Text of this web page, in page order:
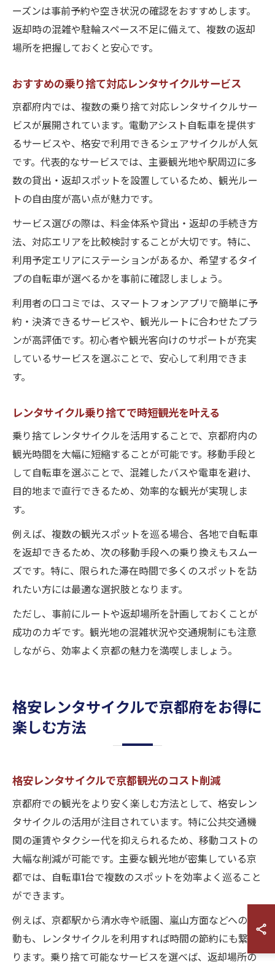
ーズンは事前予約や空き状況の確認をおすすめします。
返却時の混雑や駐輪スペース不足に備えて、複数の返却
場所を把握しておくと安心です。
おすすめの乗り捨て対応レンタサイクルサービス
京都府内では、複数の乗り捨て対応レンタサイクルサー
ビスが展開されています。電動アシスト自転車を提供す
るサービスや、格安で利用できるシェアサイクルが人気
です。代表的なサービスでは、主要観光地や駅周辺に多
数の貸出・返却スポットを設置しているため、観光ルー
トの自由度が高い点が魅力です。
サービス選びの際は、料金体系や貸出・返却の手続き方
法、対応エリアを比較検討することが大切です。特に、
利用予定エリアにステーションがあるか、希望するタイ
プの自転車が選べるかを事前に確認しましょう。
利用者の口コミでは、スマートフォンアプリで簡単に予
約・決済できるサービスや、観光ルートに合わせたプラ
ンが高評価です。初心者や観光客向けのサポートが充実
しているサービスを選ぶことで、安心して利用できま
す。
レンタサイクル乗り捨てで時短観光を叶える
乗り捨てレンタサイクルを活用することで、京都府内の
観光時間を大幅に短縮することが可能です。移動手段と
して自転車を選ぶことで、混雑したバスや電車を避け、
目的地まで直行できるため、効率的な観光が実現しま
す。
例えば、複数の観光スポットを巡る場合、各地で自転車
を返却できるため、次の移動手段への乗り換えもスムー
ズです。特に、限られた滞在時間で多くのスポットを訪
れたい方には最適な選択肢となります。
ただし、事前にルートや返却場所を計画しておくことが
成功のカギです。観光地の混雑状況や交通規制にも注意
しながら、効率よく京都の魅力を満喫しましょう。
格安レンタサイクルで京都府をお得に
楽しむ方法
格安レンタサイクルで京都観光のコスト削減
京都府での観光をより安く楽しむ方法として、格安レン
タサイクルの活用が注目されています。特に公共交通機
関の運賃やタクシー代を抑えられるため、移動コストの
大幅な削減が可能です。主要な観光地が密集している京
都では、自転車1台で複数のスポットを効率よく巡ること
ができます。
例えば、京都駅から清水寺や祇園、嵐山方面などへの移
動も、レンタサイクルを利用すれば時間の節約にも繋が
ります。乗り捨て可能なサービスを選べば、返却場所の